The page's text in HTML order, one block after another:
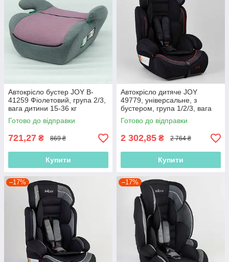
Автокрісло бустер JOY B-
41259 Фіолетовий, група 2/3,
вага дитини 15-36 кг
Готово до відправки
721,27 ₴ 869 ₴
Купити
Автокрісло дитяче JOY
49779, універсальне, з
бустером, група 1/2/3, вага
дитини 9-36 кг
Готово до відправки
2 302,85 ₴ 2 764 ₴
Купити
–17% –17%